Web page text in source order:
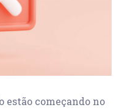
estão começando no